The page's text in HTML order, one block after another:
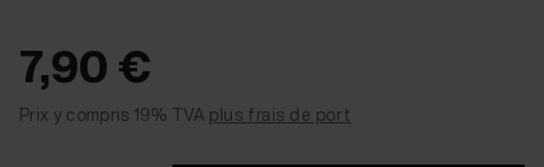
7,90 €
Prix y compris 19% TVA plus frais de port